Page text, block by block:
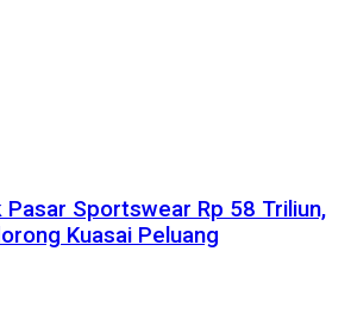
Pasar Sportswear Rp 58 Triliun,
Kuasai Peluang